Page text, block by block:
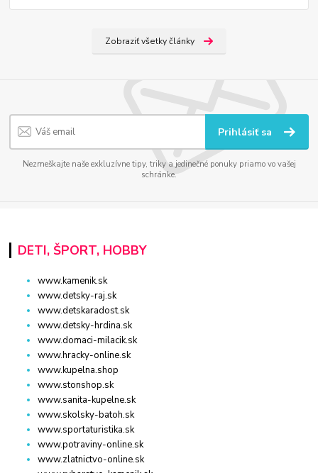
Zobraziť všetky články
Prihlásiť sa
Nezmeškajte naše exkluzívne tipy, triky a jedinečné ponuky priamo vo vašej
schránke.
DETI, ŠPORT, HOBBY
www.kamenik.sk
www.detsky-raj.sk
www.detskaradost.sk
www.detsky-hrdina.sk
www.domaci-milacik.sk
www.hracky-online.sk
www.kupelna.shop
www.stonshop.sk
www.sanita-kupelne.sk
www.skolsky-batoh.sk
www.sportaturistika.sk
www.potraviny-online.sk
www.zlatnictvo-online.sk